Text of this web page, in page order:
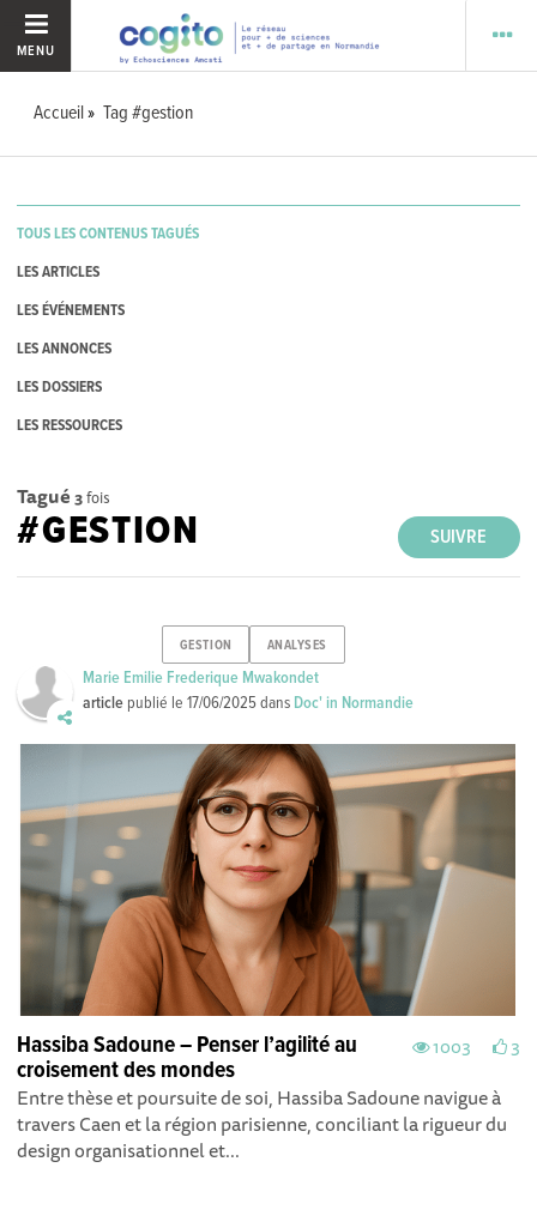
MENU
Accueil Tag #gestion
TOUS LES CONTENUS TAGUÉS
LES ARTICLES
LES ÉVÉNEMENTS
LES ANNONCES
LES DOSSIERS
LES RESSOURCES
Tagué 3fois
SUIVRE
#GESTION
GESTION ANALYSES
Marie Emilie Frederique Mwakondet
article publié le17/06/2025dans Doc' in Normandie
1003 3
Hassiba Sadoune – Penser l’agilité au
croisement des mondes
Entre thèse et poursuite de soi, Hassiba Sadoune navigue à
travers Caen et la région parisienne, conciliant la rigueur du
design organisationnel et...